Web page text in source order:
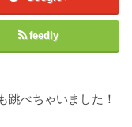
feedly
跳べちゃいました！